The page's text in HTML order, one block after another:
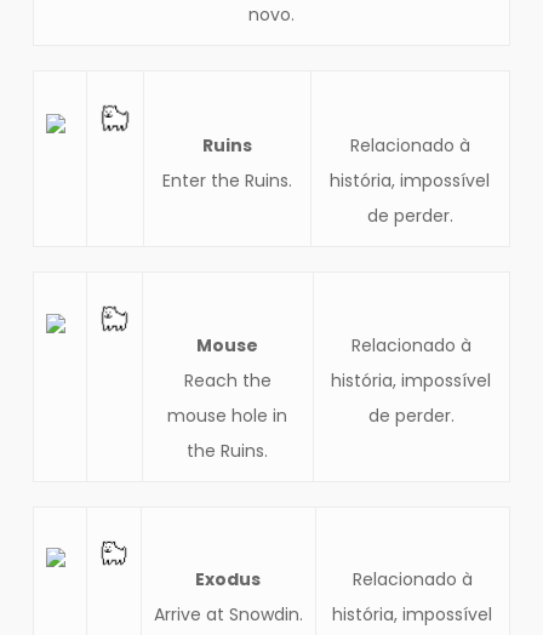
novo.
Ruins
Enter the Ruins.
Relacionado à
história, impossível
de perder.
Mouse
Reach the
mouse hole in
the Ruins.
Relacionado à
história, impossível
de perder.
Exodus
Arrive at Snowdin.
Relacionado à
história, impossível